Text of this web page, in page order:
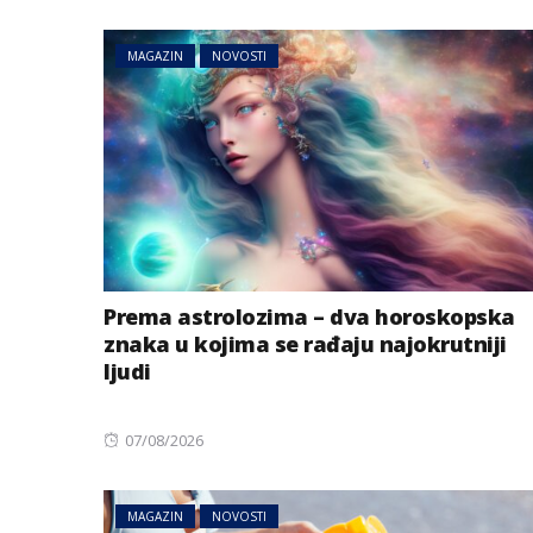
MAGAZIN NOVOSTI
Prema astrolozima – dva horoskopska
znaka u kojima se rađaju najokrutniji
ljudi
Posted
07/08/2026
MAGAZIN NOVOSTI
Energetski
niskog